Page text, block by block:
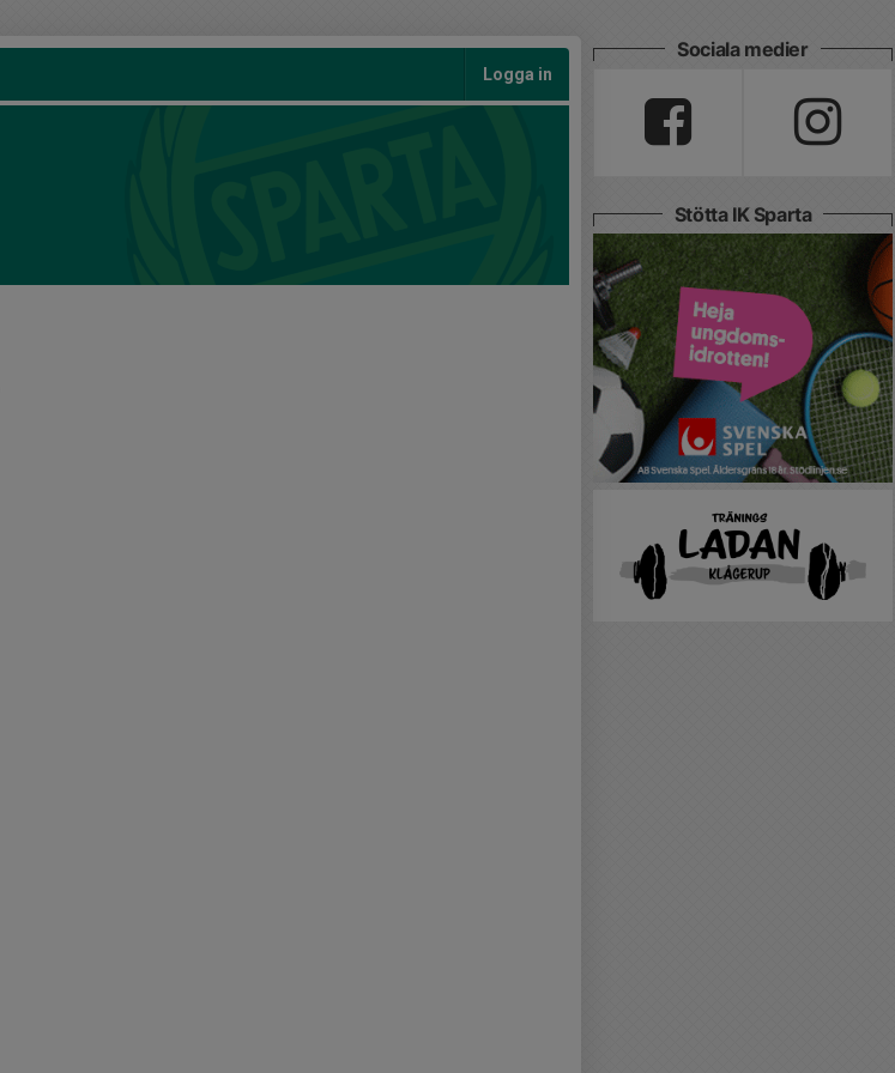
Logga in
Sociala medier
Stötta IK Sparta